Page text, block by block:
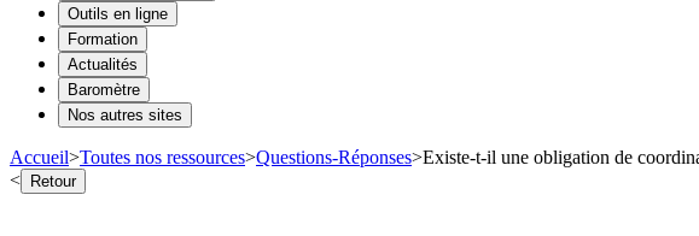
Outils en ligne
Formation
Actualités
Baromètre
Nos autres sites
Accueil>Toutes nos ressources>Questions-Réponses>Existe-t-il une obligation de
< Retour